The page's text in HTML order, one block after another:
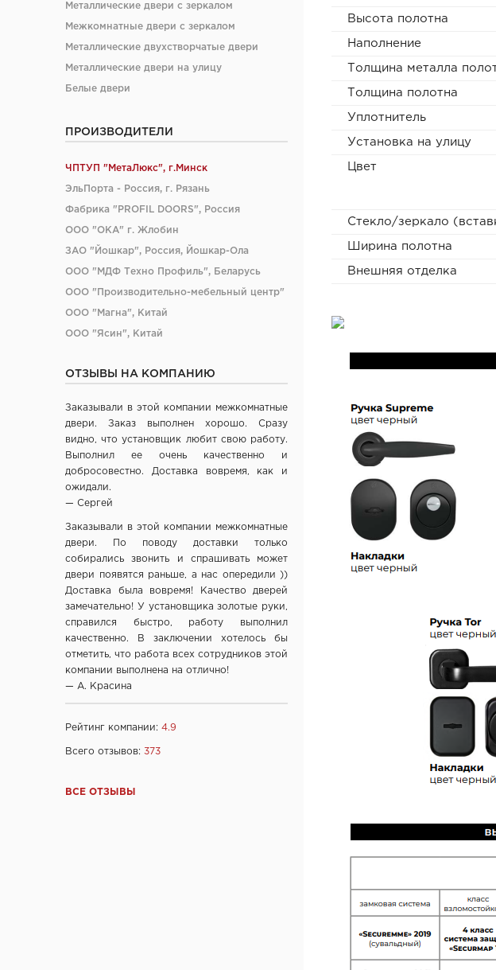
Металлические двери с зеркалом
Межкомнатные двери с зеркалом
Металлические двухстворчатые двери
Металлические двери на улицу
Белые двери
ПРОИЗВОДИТЕЛИ
ЧПТУП "МетаЛюкс", г.Минск
ЭльПорта - Россия, г. Рязань
Фабрика "PROFIL DOORS", Россия
ООО "ОКА" г. Жлобин
ЗАО "Йошкар", Россия, Йошкар-Ола
ООО "МДФ Техно Профиль", Беларусь
ООО "Производительно-мебельный центр"
ООО "Магна", Китай
ООО "Ясин", Китай
ООО "Промет", г. Москва
Verda ЗАО "ПО Одинцово", г. Москва
ОАО "Стройдетали" г. Вилейка
ОАО Лесплитинвест, СПБ, Россия
ООО "Вудрев" г. Мозырь
СООО Исток- Инвест, г. Минск
ОДО "ВИСТ", г. Молодечно
ЧТУП "Ньюдор", г. Минск
ОДО «Беллесизделие», г. Минск
Компания "Веллдорис", г. Санкт-Петербург
Фабрика дверей "Ростра", Москва
"Акма", г. Санкт-Петербург
company "Fuaro", Италия
company "Armadillo", Италия
"Dariano", г. Ульяновск
"Ирбис-ТД", Россия, Москва
ОТЗЫВЫ НА КОМПАНИЮ
Заказывали в этой компании межкомнатные
двери. Заказ выполнен хорошо. Сразу
видно, что установщик любит свою работу.
Выполнил ее очень качественно и
добросовестно. Доставка вовремя, как и
ожидали.
— Сергей
Заказывали в этой компании межкомнатные
двери. По поводу доставки только
собирались звонить и спрашивать может
двери появятся раньше, а нас опередили ))
Доставка была вовремя! Качество дверей
замечательно! У установщика золотые руки,
справился быстро, работу выполнил
качественно. В заключении хотелось бы
отметить, что работа всех сотрудников этой
компании выполнена на отлично!
— А. Красина
Рейтинг компании: 4.9
Всего отзывов: 373
ВСЕ ОТЗЫВЫ
Высота полотна
Наполнение
Толщина металла
Толщина полотна
Уплотнитель
Установка на улицу
Цвет
Стекло/зеркало
Ширина полотна
Внешняя отделка